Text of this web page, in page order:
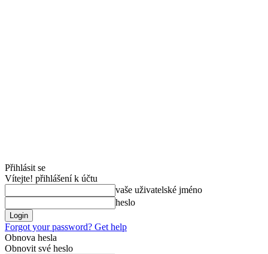
Přihlásit se
Vítejte! přihlášení k účtu
vaše uživatelské jméno
heslo
Forgot your password? Get help
Obnova hesla
Obnovit své heslo